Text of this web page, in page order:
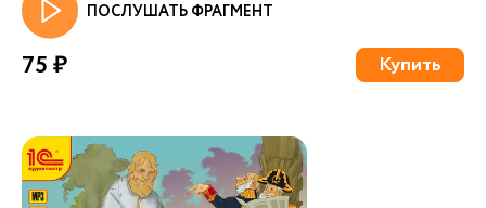
ПОСЛУШАТЬ ФРАГМЕНТ
75 ₽ Купить